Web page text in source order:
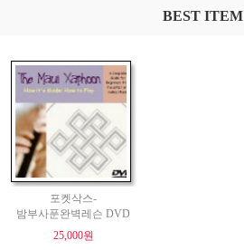
BEST ITEM
포켓삭스-
밤부사푼완벽레슨 DVD
25,000원